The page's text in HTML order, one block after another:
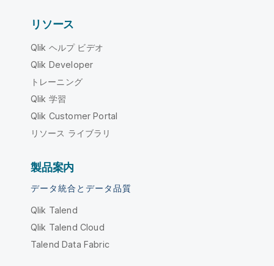
リソース
Qlik ヘルプ ビデオ
Qlik Developer
トレーニング
Qlik 学習
Qlik Customer Portal
リソース ライブラリ
製品案内
データ統合とデータ品質
Qlik Talend
Qlik Talend Cloud
Talend Data Fabric